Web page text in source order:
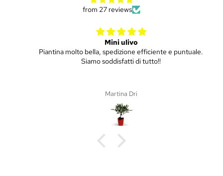
from 27 reviews
Mini ulivo
Piantina molto bella, spedizione efficiente e puntuale.
Siamo soddisfatti di tutto!!
Martina Dri